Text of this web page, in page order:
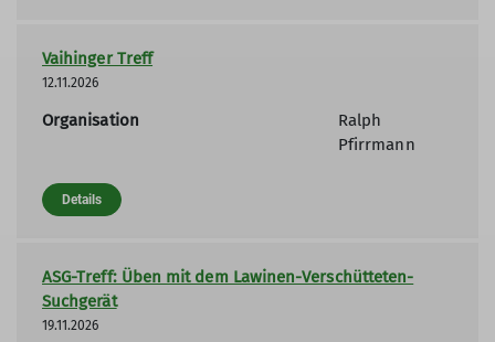
Vaihinger Treff
12.11.2026
Organisation
Ralph
Pfirrmann
Details
ASG-Treff: Üben mit dem Lawinen-Verschütteten-
Suchgerät
19.11.2026